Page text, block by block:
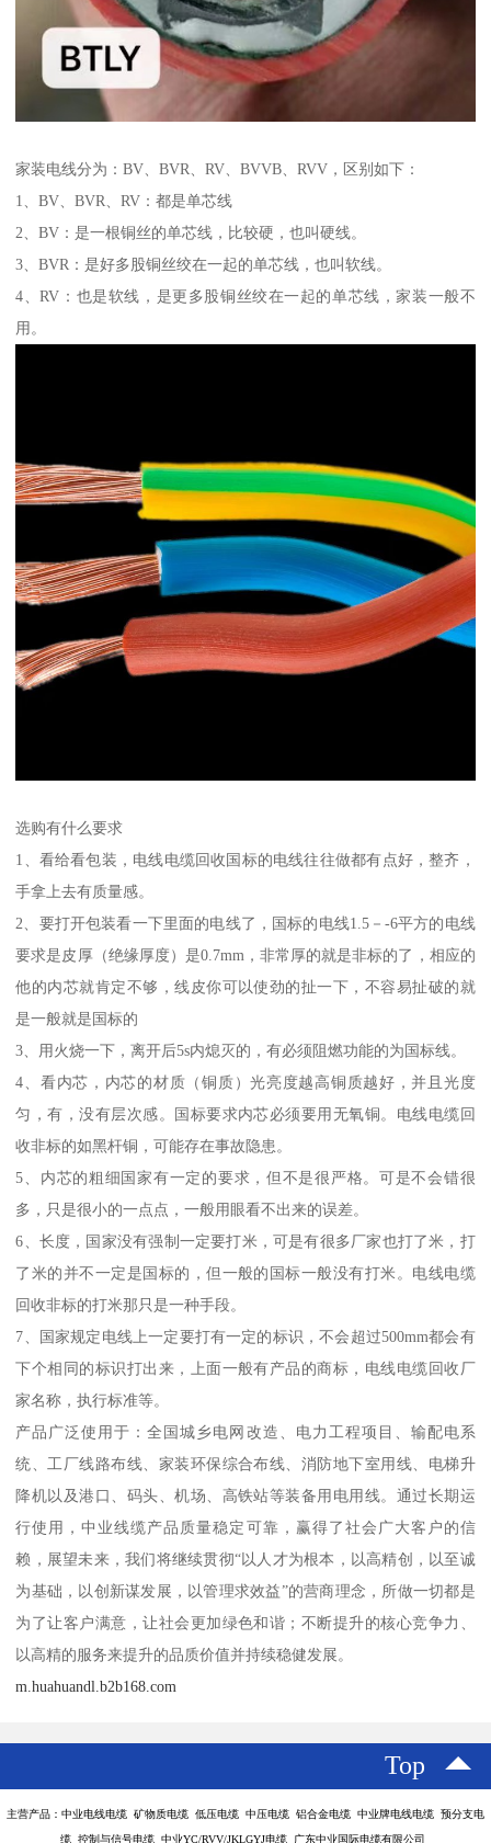
家装电线分为：BV、BVR、RV、BVVB、RVV，区别如下：
1、BV、BVR、RV：都是单芯线
2、BV：是一根铜丝的单芯线，比较硬，也叫硬线。
3、BVR：是好多股铜丝绞在一起的单芯线，也叫软线。
4、RV：也是软线，是更多股铜丝绞在一起的单芯线，家装一般不
用。
选购有什么要求
1、看给看包装，电线电缆回收国标的电线往往做都有点好，整齐，
手拿上去有质量感。
2、要打开包装看一下里面的电线了，国标的电线1.5－-6平方的电线
要求是皮厚（绝缘厚度）是0.7mm，非常厚的就是非标的了，相应的
他的内芯就肯定不够，线皮你可以使劲的扯一下，不容易扯破的就
是一般就是国标的
3、用火烧一下，离开后5s内熄灭的，有必须阻燃功能的为国标线。
4、看内芯，内芯的材质（铜质）光亮度越高铜质越好，并且光度
匀，有，没有层次感。国标要求内芯必须要用无氧铜。电线电缆回
收非标的如黑杆铜，可能存在事故隐患。
5、内芯的粗细国家有一定的要求，但不是很严格。可是不会错很
多，只是很小的一点点，一般用眼看不出来的误差。
6、长度，国家没有强制一定要打米，可是有很多厂家也打了米，打
了米的并不一定是国标的，但一般的国标一般没有打米。电线电缆
回收非标的打米那只是一种手段。
7、国家规定电线上一定要打有一定的标识，不会超过500mm都会有
下个相同的标识打出来，上面一般有产品的商标，电线电缆回收厂
家名称，执行标准等。
产品广泛使用于：全国城乡电网改造、电力工程项目、输配电系
统、工厂线路布线、家装环保综合布线、消防地下室用线、电梯升
降机以及港口、码头、机场、高铁站等装备用电用线。通过长期运
行使用，中业线缆产品质量稳定可靠，赢得了社会广大客户的信
赖，展望未来，我们将继续贯彻“以人才为根本，以高精创，以至诚
为基础，以创新谋发展，以管理求效益”的营商理念，所做一切都是
为了让客户满意，让社会更加绿色和谐；不断提升的核心竞争力、
以高精的服务来提升的品质价值并持续稳健发展。
m.huahuandl.b2b168.com
Top
主营产品：中业电线电缆 矿物质电缆 低压电缆 中压电缆 铝合金电缆 中业牌电线电缆 预分支电
缆 控制与信号电缆 中业YC/RVV/JKLGYJ电缆 广东中业国际电缆有限公司